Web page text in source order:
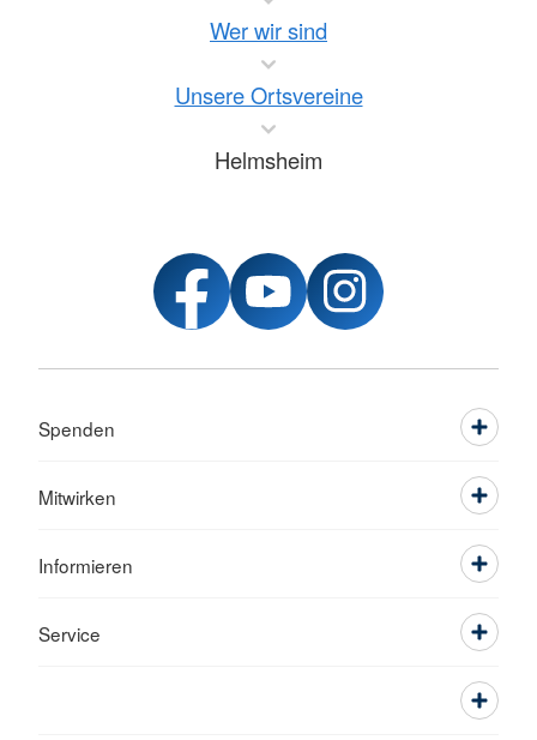
Wer wir sind
Unsere Ortsvereine
Helmsheim
Spenden
Mitwirken
Informieren
Service